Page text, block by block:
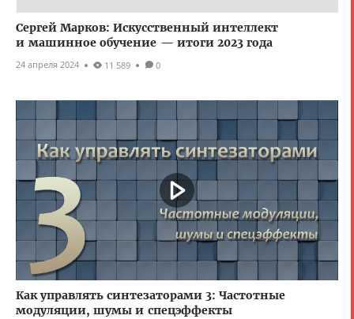
Сергей Марков: Искусственный интеллект
и машинное обучение — итоги 2023 года
24 апреля 2024 11 589 0
Как управлять синтезаторами 3: Частотные
модуляции, шумы и спецэффекты